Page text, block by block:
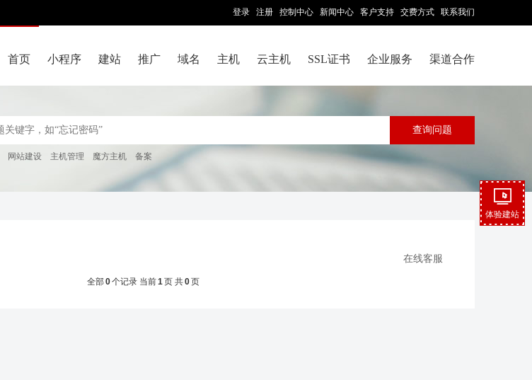
登录 注册 控制中心 新闻中心 客户支持 交费方式 联系我们
首页 小程序 建站 推广 域名 主机 云主机 SSL证书 企业服务 渠道合作
网站建设 主机管理 魔方主机 备案
在线客服
全部0个记录 当前1页 共0页
体验建站